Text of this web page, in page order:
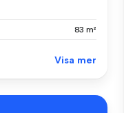
83 m²
Visa mer